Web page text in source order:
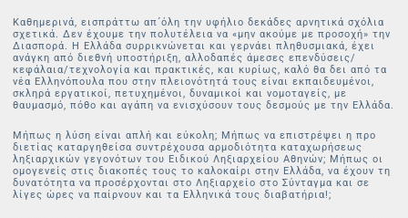
Καθημερινά, εισπράττω απ´όλη την υφήλιο δεκάδες αρνητικά σχόλια
σχετικά. Δεν έχουμε την πολυτέλεια να «μην ακούμε με προσοχή» την
Διασπορά. Η Ελλάδα συρρικνώνεται και γερνάει πληθυσμιακά, έχει
ανάγκη από διεθνή υποστήριξη, αλλοδαπές άμεσες επενδύσεις/
κεφάλαια/τεχνολογία και πρακτικές, και κυρίως, καλό θα δει από τα
νέα Ελληνόπουλα που στην πλειονότητά τους είναι εκπαιδευμένοι,
σκληρά εργατικοί, πετυχημένοι, δυναμικοί και νομοταγείς, με
θαυμασμό, πόθο και αγάπη να ενισχύσουν τους δεσμούς με την Ελλάδα.
Μήπως η λύση είναι απλή και εύκολη; Μήπως να επιστρέψει η προ
διετίας καταργηθείσα συντρέχουσα αρμοδιότητα καταχωρήσεως
ληξιαρχικών γεγονότων του Ειδικού Ληξιαρχείου Αθηνών; Μήπως οι
ομογενείς στις διακοπές τους το καλοκαίρι στην Ελλάδα, να έχουν τη
δυνατότητα να προσέρχονται στο Ληξιαρχείο στο Σύνταγμα και σε
λίγες ώρες να παίρνουν και τα Ελληνικά τους διαβατήρια!;